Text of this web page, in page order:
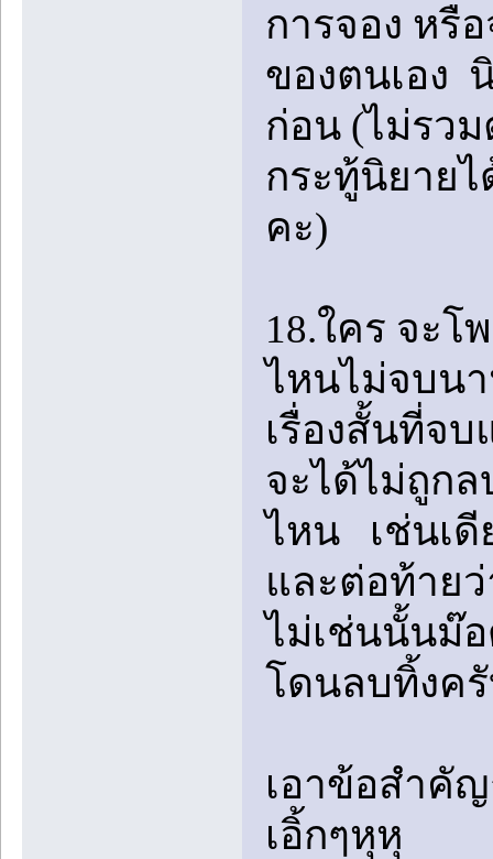
การจอง หรื
ของตนเอง
ก่อน (ไม่รว
กระทู้นิยาย
คะ)
18.ใคร จะโ
ไหนไม่จบน
เรื่องสั้นที่จ
จะได้ไม่ถูกล
ไหน เช่นเดี
และต่อท้าย
ไม่เช่นนั้นม๊
โดนลบทิ้งค
เอาข้อสำคั
เอิ้กๆหุหุ